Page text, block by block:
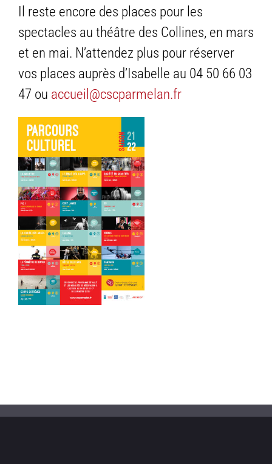
Il reste encore des places pour les
spectacles au théâtre des Collines, en mars
et en mai. N’attendez plus pour réserver
vos places auprès d’Isabelle au 04 50 66 03
47 ou accueil@cscparmelan.fr